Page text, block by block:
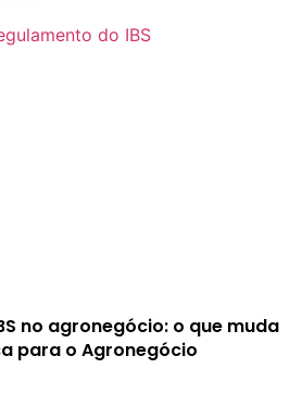
no agronegócio: o que muda
para o Agronegócio